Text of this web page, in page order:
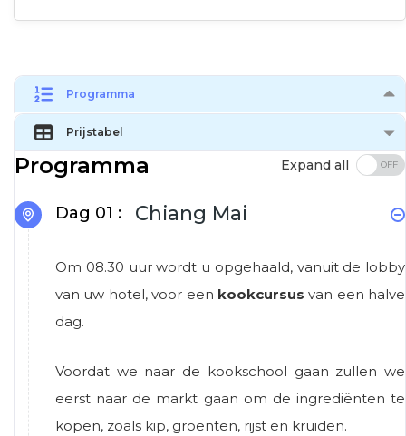
Programma
Prijstabel
Programma Expand all
Dag 01 : Chiang Mai
Om 08.30 uur wordt u opgehaald, vanuit de lobby
van uw hotel, voor een kookcursus van een halve
dag.
Voordat we naar de kookschool gaan zullen we
eerst naar de markt gaan om de ingrediënten te
kopen, zoals kip, groenten, rijst en kruiden.